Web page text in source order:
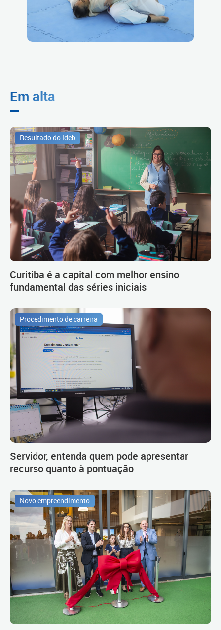
Em alta
Resultado do Ideb
Curitiba é a capital com melhor ensino
fundamental das séries iniciais
Procedimento de carreira
Servidor, entenda quem pode apresentar
recurso quanto à pontuação
Novo empreendimento